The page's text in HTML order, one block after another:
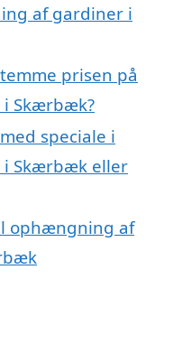
af gardiner i
prisen på
Skærbæk?
speciale i
Skærbæk eller
ophængning af